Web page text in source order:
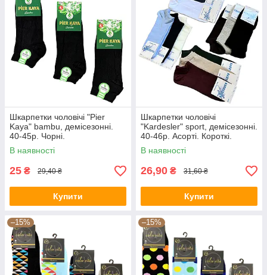
Шкарпетки чоловічі "Pier
Kaya" bambu, демісезонні.
40-45р. Чорні.
В наявності
25 ₴ 29,40 ₴
Купити
Шкарпетки чоловічі
"Kardesler" sport, демісезонні.
40-46р. Асорті. Короткі.
В наявності
26,90 ₴ 31,60 ₴
Купити
–15% –15%